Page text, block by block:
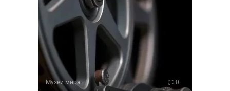
Музеи мира 0